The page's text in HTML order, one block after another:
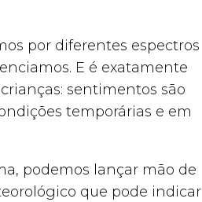
por diferentes espectros
E é exatamente
sentimentos são
temporárias e em
podemos lançar mão de
que pode indicar